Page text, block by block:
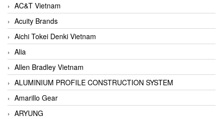
AC&T Vietnam
Acuity Brands
Aichi Tokei Denki Vietnam
Alia
Allen Bradley Vietnam
ALUMINIUM PROFILE CONSTRUCTION SYSTEM
Amarillo Gear
ARYUNG